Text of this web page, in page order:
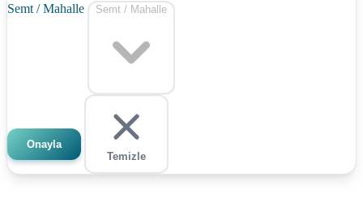
Semt / Mahalle Semt / Mahalle
Onayla
Temizle